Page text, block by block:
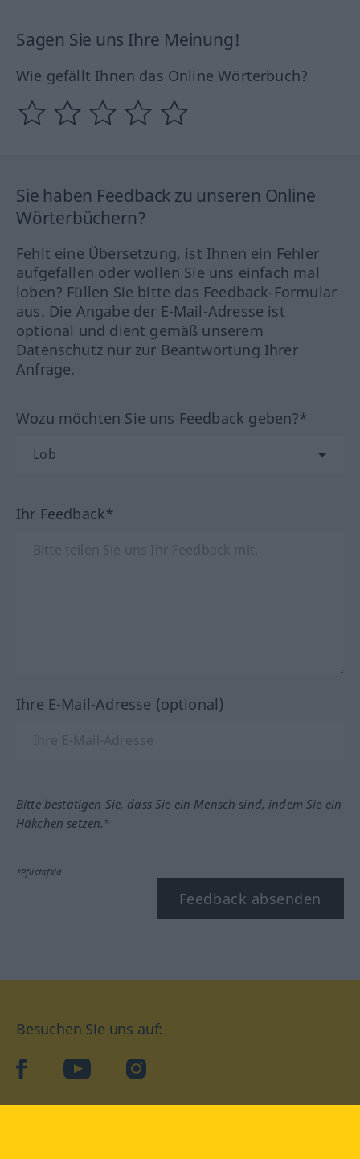
Sagen Sie uns Ihre Meinung!
Wie gefällt Ihnen das Online Wörterbuch?
Sie haben Feedback zu unseren Online
Wörterbüchern?
Fehlt eine Übersetzung, ist Ihnen ein Fehler
aufgefallen oder wollen Sie uns einfach mal
loben? Füllen Sie bitte das Feedback-Formular
aus. Die Angabe der E-Mail-Adresse ist
optional und dient gemäß unserem
Datenschutz nur zur Beantwortung Ihrer
Anfrage.
Wozu möchten Sie uns Feedback geben?*
Ihr Feedback*
Ihre E-Mail-Adresse (optional)
Bitte bestätigen Sie, dass Sie ein Mensch sind, indem Sie ein
Häkchen setzen.*
*Pflichtfeld
Feedback absenden
Besuchen Sie uns auf:
facebookYouTube Instagram